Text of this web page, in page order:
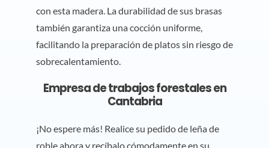
con esta madera. La durabilidad de sus brasas
también garantiza una cocción uniforme,
facilitando la preparación de platos sin riesgo de
sobrecalentamiento.
Empresa de trabajos forestales en
Cantabria
¡No espere más! Realice su pedido de leña de
roble ahora y recíbalo cómodamente en su